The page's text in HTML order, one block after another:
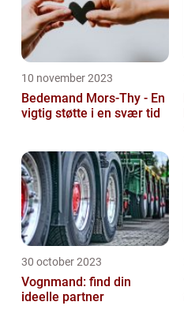
10 november 2023
Bedemand Mors-Thy - En
vigtig støtte i en svær tid
30 october 2023
Vognmand: find din
ideelle partner